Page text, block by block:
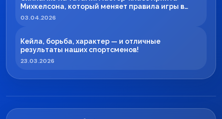
Михкелсона, который меняет правила игры в
регионе
03.04.2026
Кейла, борьба, характер — и отличные
результаты наших спортсменов!
23.03.2026